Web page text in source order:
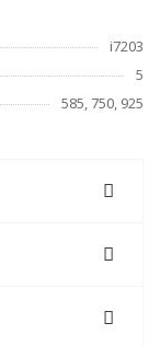
i7203
5
585, 750, 925